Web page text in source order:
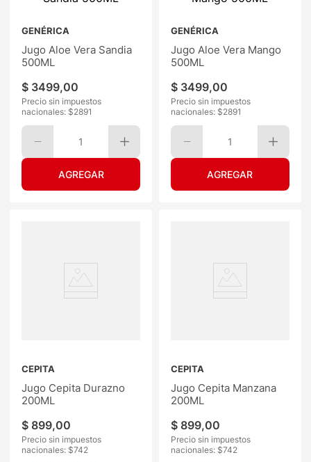
GENÉRICA
Jugo Aloe Vera Sandia
500ML
$ 3499,00
Precio sin impuestos
nacionales: $2891
1
GENÉRICA
Jugo Aloe Vera Mango
500ML
$ 3499,00
Precio sin impuestos
nacionales: $2891
1
CEPITA
Jugo Cepita Durazno
200ML
$ 899,00
Precio sin impuestos
nacionales: $742
CEPITA
Jugo Cepita Manzana
200ML
$ 899,00
Precio sin impuestos
nacionales: $742